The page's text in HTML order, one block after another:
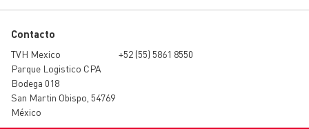
Contacto
TVH Mexico
Parque Logistico CPA
Bodega 018
San Martin Obispo, 54769
México
+52 (55) 5861 8550